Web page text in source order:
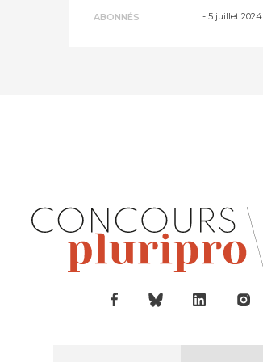
ABONNÉS -5 juillet 2024